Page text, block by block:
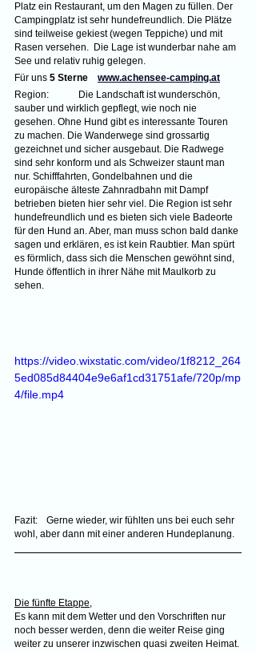
Platz ein Restaurant, um den Magen zu füllen. Der
Campingplatz ist sehr hundefreundlich. Die Plätze
sind teilweise gekiest (wegen Teppiche) und mit
Rasen versehen.  Die Lage ist wunderbar nahe am
See und relativ ruhig gelegen.
Für uns 5 Sterne www.achensee-camping.at
Region:	Die Landschaft ist wunderschön,
sauber und wirklich gepflegt, wie noch nie
gesehen. Ohne Hund gibt es interessante Touren
zu machen. Die Wanderwege sind grossartig
gezeichnet und sicher ausgebaut. Die Radwege
sind sehr konform und als Schweizer staunt man
nur. Schifffahrten, Gondelbahnen und die
europäische älteste Zahnradbahn mit Dampf
betrieben bieten hier sehr viel. Die Region ist sehr
hundefreundlich und es bieten sich viele Badeorte
für den Hund an. Aber, man muss schon bald danke
sagen und erklären, es ist kein Raubtier. Man spürt
es förmlich, dass sich die Menschen gewöhnt sind,
Hunde öffentlich in ihrer Nähe mit Maulkorb zu
sehen.
https://video.wixstatic.com/video/1f8212_264
5ed085d84404e9e6af1cd31751afe/720p/mp
4/file.mp4
Fazit:	Gerne wieder, wir fühlten uns bei euch sehr
wohl, aber dann mit einer anderen Hundeplanung.
Die fünfte Etappe,
Es kann mit dem Wetter und den Vorschriften nur
noch besser werden, denn die weiter Reise ging
weiter zu unserer inzwischen quasi zweiten Heimat.